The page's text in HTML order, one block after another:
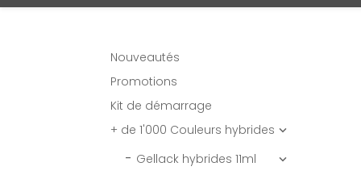
Nouveautés
Promotions
Kit de démarrage
+ de 1'000 Couleurs hybrides 
Gellack hybrides 11ml 